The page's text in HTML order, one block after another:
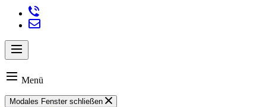
Menü
Modales Fenster schließen